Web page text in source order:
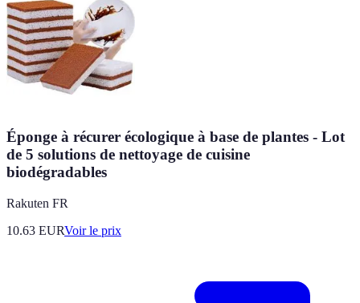
Éponge à récurer écologique à base de plantes - Lot
de 5 solutions de nettoyage de cuisine
biodégradables
Rakuten FR
10.63 EURVoir le prix